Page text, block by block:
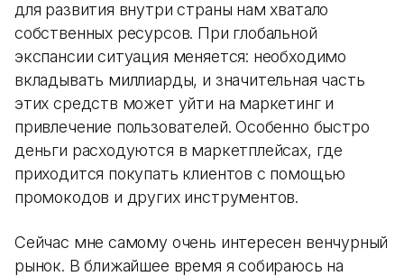
для развития внутри страны нам хватало
собственных ресурсов. При глобальной
экспансии ситуация меняется: необходимо
вкладывать миллиарды, и значительная часть
этих средств может уйти на маркетинг и
привлечение пользователей. Особенно быстро
деньги расходуются в маркетплейсах, где
приходится покупать клиентов с помощью
промокодов и других инструментов.
Сейчас мне самому очень интересен венчурный
рынок. В ближайшее время я собираюсь на